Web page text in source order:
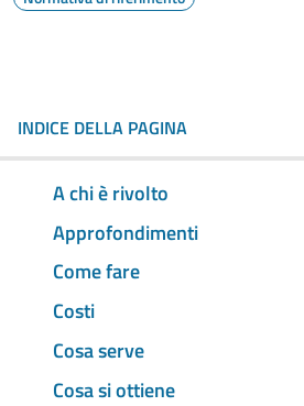
INDICE DELLA PAGINA
A chi è rivolto
Approfondimenti
Come fare
Costi
Cosa serve
Cosa si ottiene